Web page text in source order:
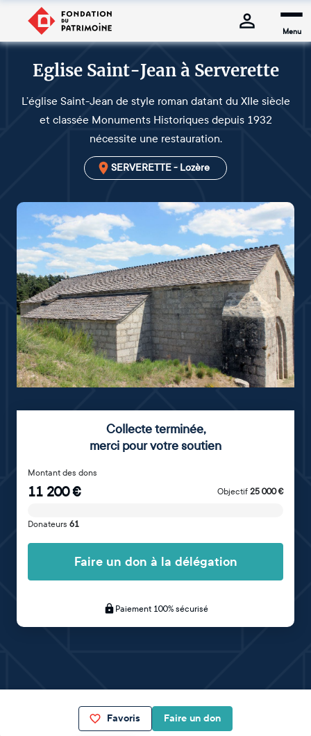
Menu
Eglise Saint-Jean à Serverette
L’église Saint-Jean de style roman datant du XIIe siècle
et classée Monuments Historiques depuis 1932
nécessite une restauration.
SERVERETTE - Lozère
Collecte terminée,
merci pour votre soutien
Montant des dons
11 200€ Objectif 25 000€
Donateurs 61
Faire un don à la délégation
Paiement 100% sécurisé
Favoris Faire un don